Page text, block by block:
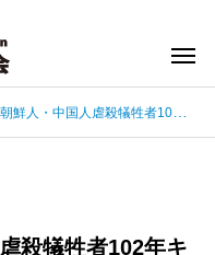
国人虐殺犠牲者102年キリスト者追悼祈祷会のご案内
殺犠牲者102年キ